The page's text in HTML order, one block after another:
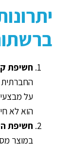
חשיפת
על
הוא לא
חשיפת
במוצר